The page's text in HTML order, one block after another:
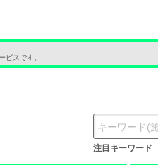
ビスです。
注目キーワード